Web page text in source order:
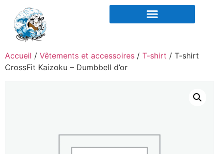
Accueil / Vêtements et accessoires / T-shirt / T-shirt
CrossFit Kaizoku – Dumbbell d’or